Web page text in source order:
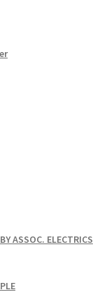
ASSOC. ELECTRICS